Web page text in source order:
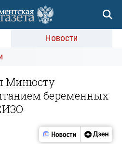
Новости
Минюсту
беременных